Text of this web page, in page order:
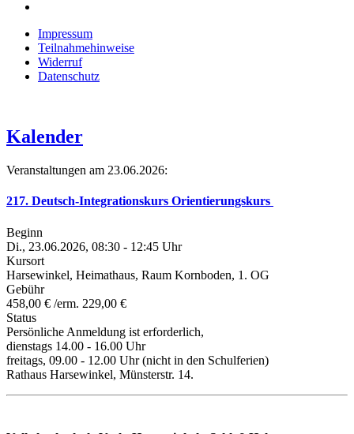
Impressum
Teilnahmehinweise
Widerruf
Datenschutz
Kalender
Veranstaltungen am 23.06.2026:
217. Deutsch-Integrationskurs Orientierungskurs
Beginn
Di., 23.06.2026, 08:30 - 12:45 Uhr
Kursort
Harsewinkel, Heimathaus, Raum Kornboden, 1. OG
Gebühr
458,00 € /erm. 229,00 €
Status
Persönliche Anmeldung ist erforderlich,
dienstags 14.00 - 16.00 Uhr
freitags, 09.00 - 12.00 Uhr (nicht in den Schulferien)
Rathaus Harsewinkel, Münsterstr. 14.